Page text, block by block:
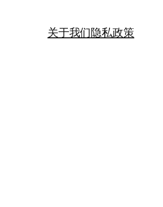
关于我们隐私政策